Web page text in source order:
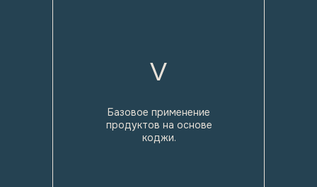
Базовое применение
продуктов на основе
коджи.
V